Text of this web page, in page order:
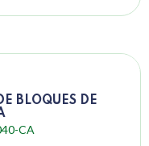
BLOQUES DE
CA